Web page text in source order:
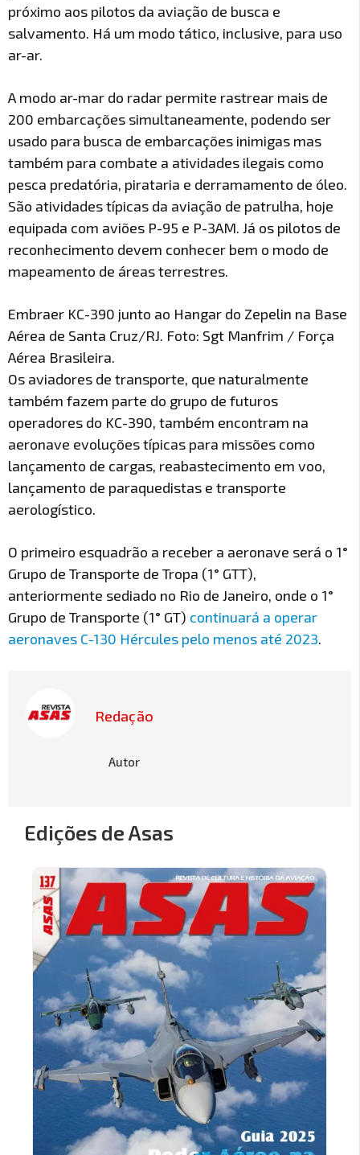
próximo aos pilotos da aviação de busca e
salvamento. Há um modo tático, inclusive, para uso
ar-ar.
A modo ar-mar do radar permite rastrear mais de
200 embarcações simultaneamente, podendo ser
usado para busca de embarcações inimigas mas
também para combate a atividades ilegais como
pesca predatória, pirataria e derramamento de óleo.
São atividades típicas da aviação de patrulha, hoje
equipada com aviões P-95 e P-3AM. Já os pilotos de
reconhecimento devem conhecer bem o modo de
mapeamento de áreas terrestres.
Embraer KC-390 junto ao Hangar do Zepelin na Base
Aérea de Santa Cruz/RJ. Foto: Sgt Manfrim / Força
Aérea Brasileira.
Os aviadores de transporte, que naturalmente
também fazem parte do grupo de futuros
operadores do KC-390, também encontram na
aeronave evoluções típicas para missões como
lançamento de cargas, reabastecimento em voo,
lançamento de paraquedistas e transporte
aerologístico.
O primeiro esquadrão a receber a aeronave será o 1°
Grupo de Transporte de Tropa (1° GTT),
anteriormente sediado no Rio de Janeiro, onde o 1°
Grupo de Transporte (1° GT) continuará a operar
aeronaves C-130 Hércules pelo menos até 2023.
Redação
Autor
Edições de Asas